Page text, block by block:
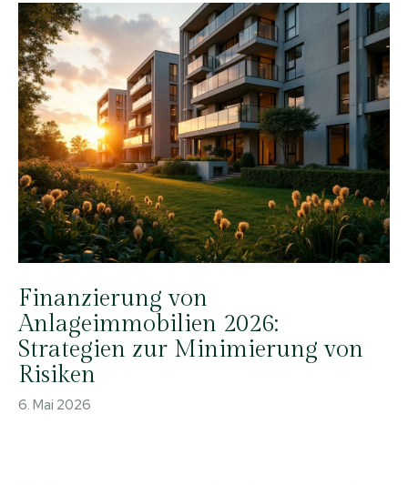
Finanzierung von
Anlageimmobilien 2026:
Strategien zur Minimierung von
Risiken
6. Mai 2026